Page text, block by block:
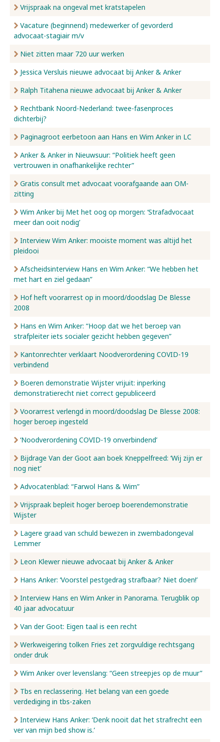
Vrijspraak na ongeval met kratstapelen
Vacature (beginnend) medewerker of gevorderd
advocaat-stagiair m/v
Niet zitten maar 720 uur werken
Jessica Versluis nieuwe advocaat bij Anker & Anker
Ralph Titahena nieuwe advocaat bij Anker & Anker
Rechtbank Noord-Nederland: twee-fasenproces
dichterbij?
Paginagroot eerbetoon aan Hans en Wim Anker in LC
Anker & Anker in Nieuwsuur: “Politiek heeft geen
vertrouwen in onafhankelijke rechter”
Gratis consult met advocaat voorafgaande aan OM-
zitting
Wim Anker bij Met het oog op morgen: ‘Strafadvocaat
meer dan ooit nodig’
Interview Wim Anker: mooiste moment was altijd het
pleidooi
Afscheidsinterview Hans en Wim Anker: “We hebben het
met hart en ziel gedaan”
Hof heft voorarrest op in moord/doodslag De Blesse
2008
Hans en Wim Anker: “Hoop dat we het beroep van
strafpleiter iets socialer gezicht hebben gegeven”
Kantonrechter verklaart Noodverordening COVID-19
verbindend
Boeren demonstratie Wijster vrijuit: inperking
demonstratierecht niet correct gepubliceerd
Voorarrest verlengd in moord/doodslag De Blesse 2008:
hoger beroep ingesteld
‘Noodverordening COVID-19 onverbindend’
Bijdrage Van der Goot aan boek Kneppelfreed: ‘Wij zijn er
nog niet’
Advocatenblad: “Farwol Hans & Wim”
Vrijspraak bepleit hoger beroep boerendemonstratie
Wijster
Lagere graad van schuld bewezen in zwembadongeval
Lemmer
Leon Klewer nieuwe advocaat bij Anker & Anker
Hans Anker: ‘Voorstel pestgedrag strafbaar? Niet doen!’
Interview Hans en Wim Anker in Panorama. Terugblik op
40 jaar advocatuur
Van der Goot: Eigen taal is een recht
Werkweigering tolken Fries zet zorgvuldige rechtsgang
onder druk
Wim Anker over levenslang: “Geen streepjes op de muur”
Tbs en reclassering. Het belang van een goede
verdediging in tbs-zaken
Interview Hans Anker: ‘Denk nooit dat het strafrecht een
ver van mijn bed show is.’